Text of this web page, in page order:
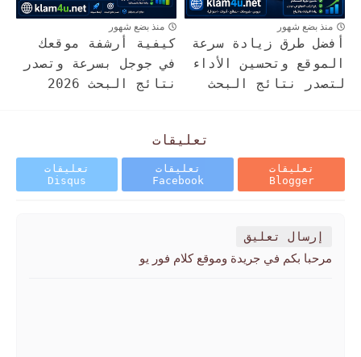
منذ بضع شهور
أفضل طرق زيادة سرعة
الموقع وتحسين الأداء
لتصدر نتائج البحث
منذ بضع شهور
كيفية أرشفة موقعك
في جوجل بسرعة وتصدر
نتائج البحث 2026
تعليقات
تعليقات
Blogger
تعليقات
Facebook
تعليقات
Disqus
إرسال تعليق
مرحبا بكم في جريدة وموقع كلام فور يو